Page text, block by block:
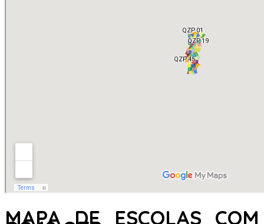
MAPA DE ESCOLAS COM